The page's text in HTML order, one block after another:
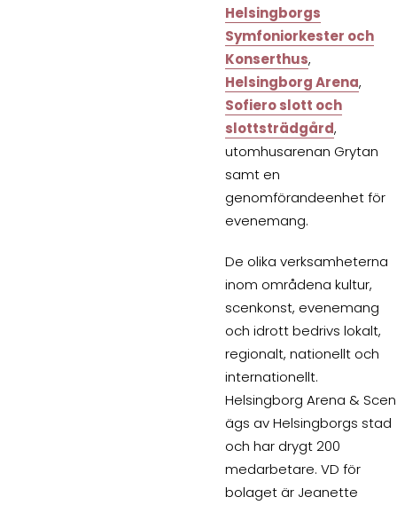
Helsingborgs
Symfoniorkester och
Konserthus,
Helsingborg Arena,
Sofiero slott och
slottsträdgård,
utomhusarenan Grytan
samt en
genomförandeenhet för
evenemang.
De olika verksamheterna
inom områdena kultur,
scenkonst, evenemang
och idrott bedrivs lokalt,
regionalt, nationellt och
internationellt.
Helsingborg Arena & Scen
ägs av Helsingborgs stad
och har drygt 200
medarbetare. VD för
bolaget är Jeanette